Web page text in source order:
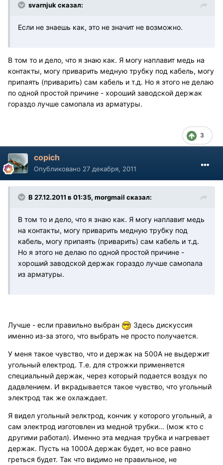
svarnjuk сказал:
Если не знаешь как, это не значит не возможно.
В том то и дело, что я знаю как. Я могу наплавит медь на
контакты, могу приварить медную трубку под кабель, могу
припаять (приварить) сам кабель и т.д. Но я этого не делаю
по одной простой причине - хороший заводской держак
гораздо лучше самопала из арматуры.
3
copich
Опубликовано 27 декабря, 2011
В 27.12.2011 в 01:35, morgmail сказал:
В том то и дело, что я знаю как. Я могу наплавит медь
на контакты, могу приварить медную трубку под
кабель, могу припаять (приварить) сам кабель и т.д.
Но я этого не делаю по одной простой причине -
хороший заводской держак гораздо лучше самопала
из арматуры.
Лучше - если правильно выбран
Здесь дискуссия
именно из-за этого, что выбрать не просто получается.
У меня такое чувство, что и держак на 500А не выдержит
угольный електрод. Т.е. для строжки применяется
специальный держак, через который подается воздух по
дадвлением. И вкрадывается такое чувство, что угольный
электрод так же охлаждает.
Я видел угольный эелктрод, кончик у которого угольный, а
сам электрод изготовлен из медной трубки... (мож кто с
другими работал). Именно эта медная трубка и нагревает
держак. Пусть на 1000А держак будет, но все равно
греться будет. Так что видимо не правильное, не